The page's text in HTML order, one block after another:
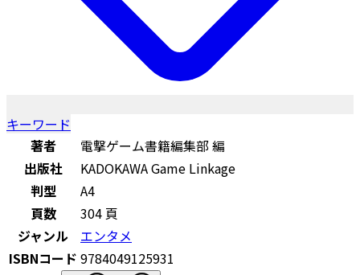
キーワード
著者
電撃ゲーム書籍編集部 編
出版社
KADOKAWA Game Linkage
判型
A4
頁数
304 頁
ジャンル
エンタメ
ISBNコード 9784049125931